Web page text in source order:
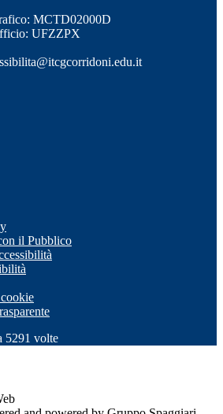
MCTD02000D
UFZZPX
il Pubblico
5291 volte